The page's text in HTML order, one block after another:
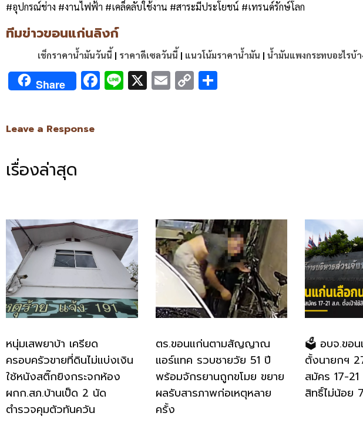
#อุปกรณ์ช่าง #งานไฟฟ้า #เคล็ดลับใช้งาน #สาระมีประโยชน์ #เทรนด์รักษ์โลก
ทีมข่าวขอนแก่นลิงก์
เช็กราคาน้ำมันวันนี้ | ราคาดีเซลวันนี้ | แนวโน้มราคาน้ำมัน | น้ำมันแพงกระทบอะไรบ้า
Share Facebook
Line
X Email
Copy
Leave a Response
เรื่องล่าสุด
หนุ่มเสพยาบ้า เครียด
ครอบครัวขายที่ดินไม่แบ่งเงิน
ใช้หนังสติ๊กยิงกระจกห้อง
ผกก.สภ.บ้านเป็ด 2 นัด
ตำรวจคุมตัวทันควัน
ตร.ขอนแก่นตามสัญญาณ
แอร์แทค รวบชายวัย 51 ปี
พร้อมจักรยานถูกขโมย ขยาย
ผลรับสารภาพก่อเหตุหลาย
ครั้ง
🗳️ อบจ.ขอน
ตั้งนายกฯ
สมัคร 17-
สิทธิ์ไม่น้อย